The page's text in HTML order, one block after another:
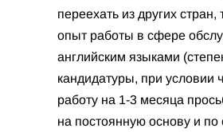
переехать из других
опыт работы в сфере
английским языками
кандидатуры, при условии
работу на 1-3 месяца
на постоянную основу и по